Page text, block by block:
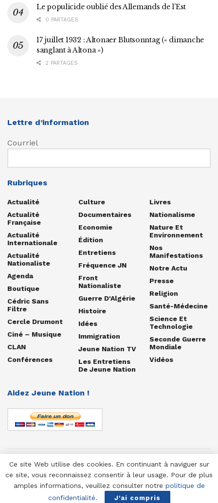
Le populicide oublié des Allemands de l’Est
0 PARTAGES
17 juillet 1932 : Altonaer Blutsonntag (« dimanche
sanglant à Altona »)
2 PARTAGES
Lettre d’information
Courriel
Rubriques
Actualité
Actualité
Française
Actualité
Internationale
Actualité
Nationaliste
Agenda
Boutique
Cédric Sans
Filtre
Cercle Drumont
Ciné – Musique
CLAN
Conférences
Culture
Documentaires
Economie
Édition
Entretiens
Fréquence JN
Front
Nationaliste
Guerre D'Algérie
Histoire
Idées
Immigration
Jeune Nation TV
Les Entretiens
De Jeune Nation
Livres
Nationalisme
Nature Et
Environnement
Nos
Manifestations
Notre Actu
Presse
Religion
Santé-Médecine
Science Et
Technologie
Seconde Guerre
Mondiale
Vidéos
Aidez Jeune Nation !
© 1958-2025 Jeune Nation
Ce site Web utilise des cookies. En continuant à naviguer sur
ce site, vous reconnaissez consentir à leur usage. Pour de plus
amples informations, veuillez consulter notre politique de
confidentialité. J'ai compris